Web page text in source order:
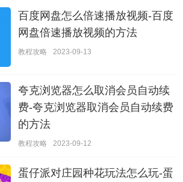
百度网盘怎么倍速播放视频-百度
网盘倍速播放视频的方法
教程攻略 2023-09-13
夸克浏览器怎么取消会员自动续
费-夸克浏览器取消会员自动续费
的方法
教程攻略 2023-09-12
蛋仔派对庄园种花玩法怎么玩-蛋